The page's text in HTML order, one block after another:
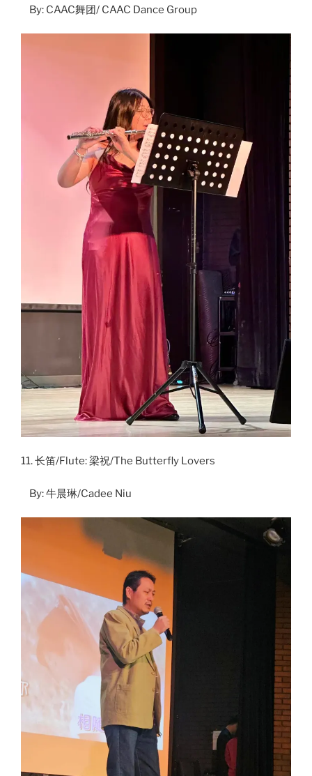
By: CAAC舞团/ CAAC Dance Group
11. 长笛/Flute: 梁祝/The Butterfly Lovers
By: 牛晨琳/Cadee Niu